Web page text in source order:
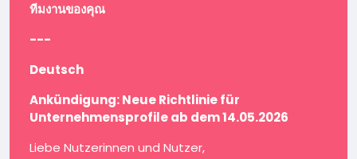
ทีมงานของคุณ
---
Deutsch
Ankündigung: Neue Richtlinie für
Unternehmensprofile ab dem 14.05.2026
Liebe Nutzerinnen und Nutzer,